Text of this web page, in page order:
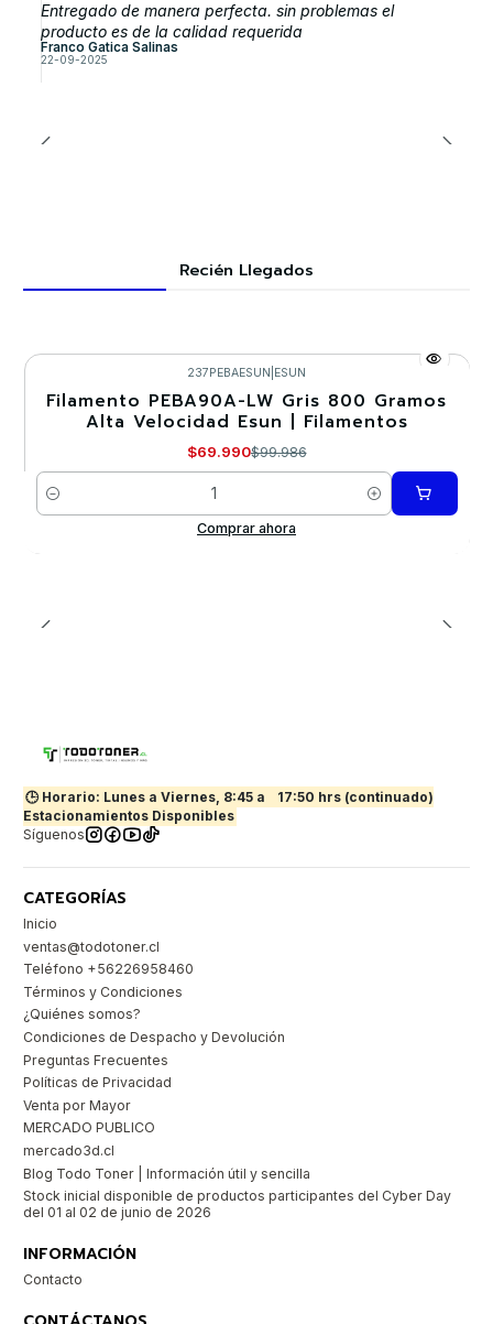
Entregado de manera perfecta. sin problemas el
producto es de la calidad requerida
Franco Gatica Salinas
22-09-2025
Recién Llegados
-30%
237PEBAESUN ESUN
Filamento PEBA90A-LW Gris 800 Gramos
Alta Velocidad Esun | Filamentos
$69.990$99.986
Cantidad
Comprar ahora
🕒 Horario: Lunes a Viernes, 8:45 a
17:50 hrs (continuado)
Estacionamientos Disponibles
Síguenos
CATEGORÍAS
Inicio
ventas@todotoner.cl
Teléfono +56226958460
Términos y Condiciones
¿Quiénes somos?
Condiciones de Despacho y Devolución
Preguntas Frecuentes
Políticas de Privacidad
Venta por Mayor
MERCADO PUBLICO
mercado3d.cl
Blog Todo Toner | Información útil y sencilla
Stock inicial disponible de productos participantes del Cyber Day
del 01 al 02 de junio de 2026
INFORMACIÓN
Contacto